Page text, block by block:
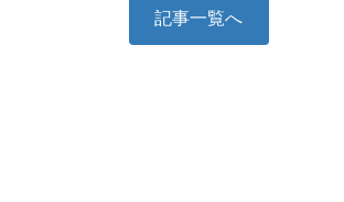
記事一覧へ